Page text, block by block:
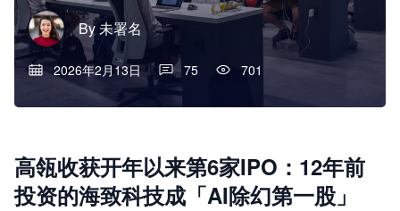
By未署名
2026年2月13日 75 701
高瓴收获开年以来第6家IPO：12年前
投资的海致科技成「AI除幻第一股」